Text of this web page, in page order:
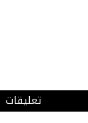
تعليقات